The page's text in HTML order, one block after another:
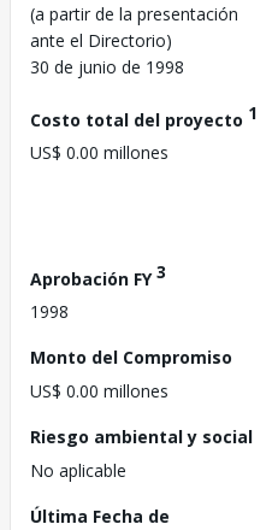
(a partir de la presentación
ante el Directorio)
30 de junio de 1998
Costo total del proyecto 1
US$ 0.00 millones
Aprobación FY3
1998
Monto del Compromiso
US$ 0.00 millones
Riesgo ambiental y social
No aplicable
Última Fecha de